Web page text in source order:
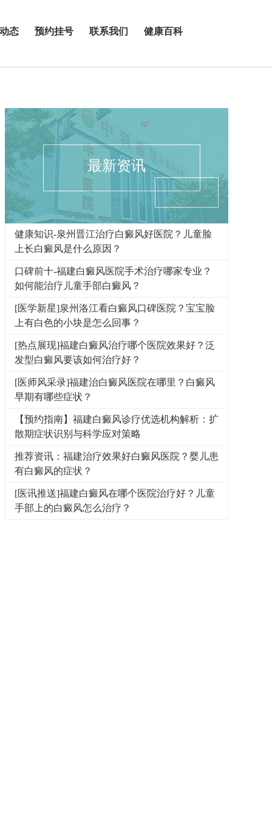
态 预约挂号 联系我们 健康百科
最新资讯
健康知识-泉州晋江治疗白癜风好医院？儿童脸
上长白癜风是什么原因？
口碑前十-福建白癜风医院手术治疗哪家专业？
如何能治疗儿童手部白癜风？
[医学新星]泉州洛江看白癜风口碑医院？宝宝脸
上有白色的小块是怎么回事？
[热点展现]福建白癜风治疗哪个医院效果好？泛
发型白癜风要该如何治疗好？
[医师风采录]福建治白癜风医院在哪里？白癜风
早期有哪些症状？
【预约指南】福建白癜风诊疗优选机构解析：扩
散期症状识别与科学应对策略
推荐资讯：福建治疗效果好白癜风医院？婴儿患
有白癜风的症状？
[医讯推送]福建白癜风在哪个医院治疗好？儿童
手部上的白癜风怎么治疗？